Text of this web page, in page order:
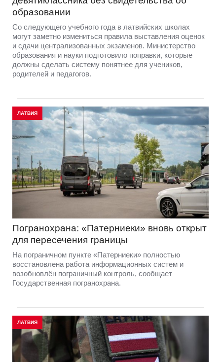
образовании
Со следующего учебного года в латвийских школах
могут заметно измениться правила выставления оценок
и сдачи централизованных экзаменов. Министерство
образования и науки подготовило поправки, которые
должны сделать систему понятнее для учеников,
родителей и педагогов.
ЛАТВИЯ
Погранохрана: «Патерниеки» вновь открыт
для пересечения границы
На пограничном пункте «Патерниеки» полностью
восстановлена работа информационных систем и
возобновлён пограничный контроль, сообщает
Государственная погранохрана.
ЛАТВИЯ